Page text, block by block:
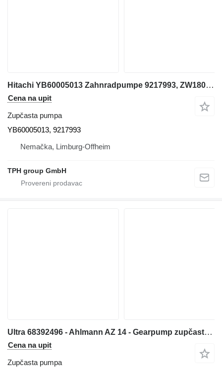
Hitachi YB60005013 Zahnradpumpe 9217993, ZW180, ZW220, ZW250, ZW310 zupčasta pumpa za Hitachi ZW180, ZW220, ZW250, ZW310 prednjeg utovarivača
Cena na upit
Zupčasta pumpa
YB60005013, 9217993
Nemačka, Limburg-Offheim
TPH group GmbH
Ultra 68392496 - Ahlmann AZ 14 - Gearpump zupčasta pumpa za prednjeg utovarivača
Cena na upit
Zupčasta pumpa